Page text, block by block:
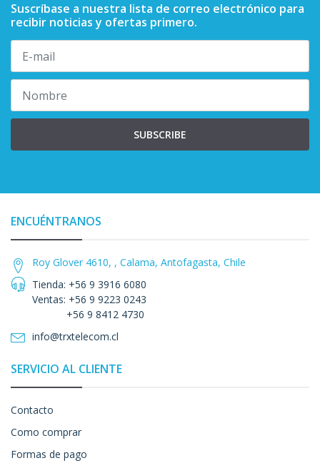
Suscríbase a nuestra lista de correo electrónico para
recibir noticias y ofertas primero.
SUBSCRIBE
ENCUÉNTRANOS
Roy Glover 4610, , Calama, Antofagasta, Chile
Tienda: +56 9 3916 6080
Ventas: +56 9 9223 0243
+56 9 8412 4730
info@trxtelecom.cl
SERVICIO AL CLIENTE
Contacto
Como comprar
Formas de pago